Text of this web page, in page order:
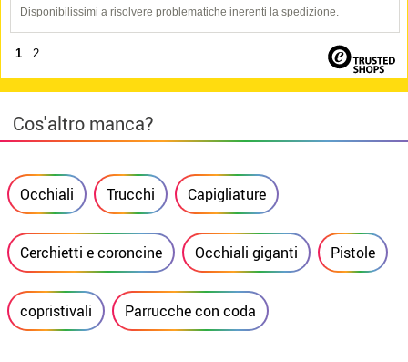
Disponibilissimi a risolvere problematiche inerenti la spedizione.
1 2
Cos'altro manca?
Occhiali Trucchi Capigliature
Cerchietti e coroncine Occhiali giganti Pistole
copristivali Parrucche con coda